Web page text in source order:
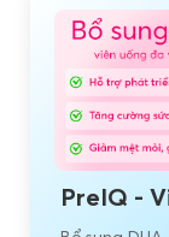
PreIQ -